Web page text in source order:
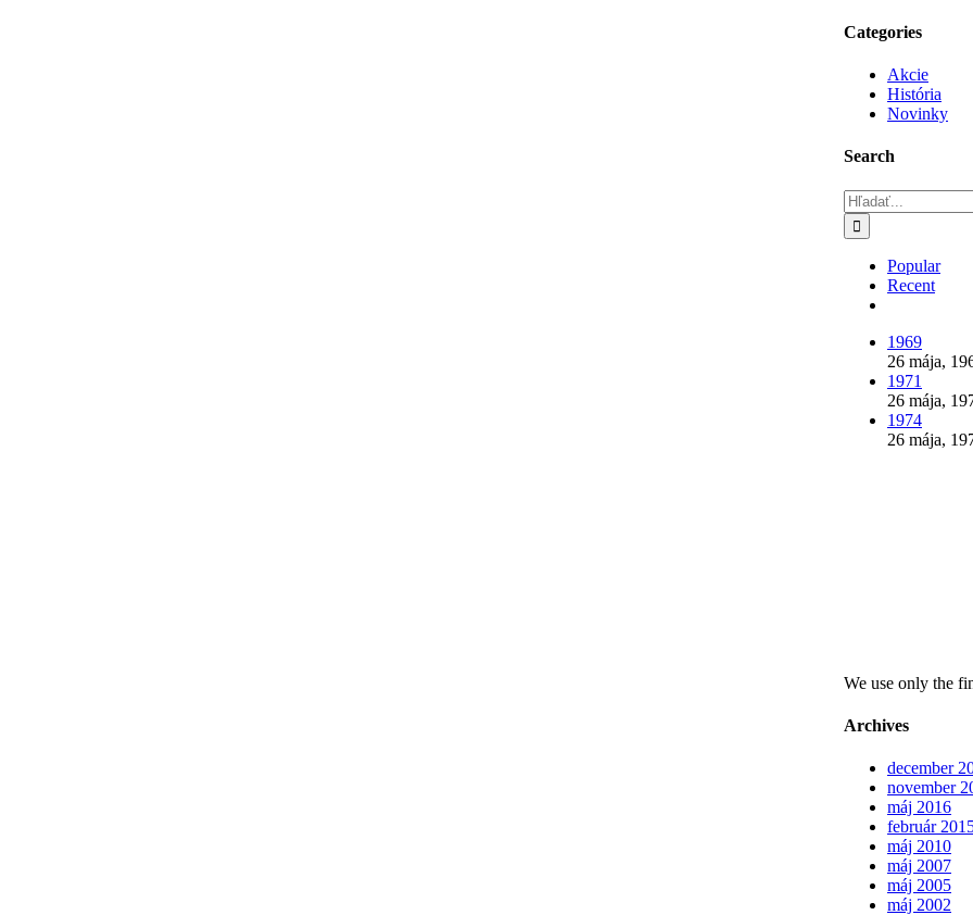
Categories
Akcie
História
Novinky
Search
Hľadať:
Popular
Recent
1969
26 mája,
1971
26 mája,
1974
26 mája,
We use only the
Archives
december
november
máj 2016
február
máj 2010
máj 2007
máj 2005
máj 2002